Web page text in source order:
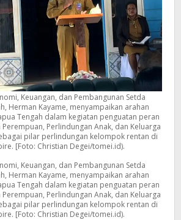
Keuangan, dan Pembangunan Setda
Herman Kayame, menyampaikan arahan
Tengah dalam kegiatan penguatan peran
Perlindungan Anak, dan Keluarga
pilar perlindungan kelompok rentan di
[Foto: Christian Degei/tomei.id).
Keuangan, dan Pembangunan Setda
Herman Kayame, menyampaikan arahan
Tengah dalam kegiatan penguatan peran
Perlindungan Anak, dan Keluarga
pilar perlindungan kelompok rentan di
[Foto: Christian Degei/tomei.id).